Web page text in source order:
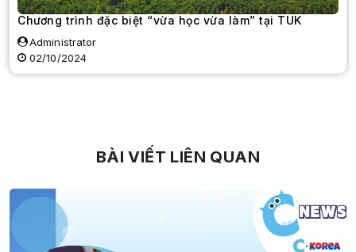
Chương trình đặc biệt “vừa học vừa làm” tại TUK
Administrator
02/10/2024
BÀI VIẾT LIÊN QUAN